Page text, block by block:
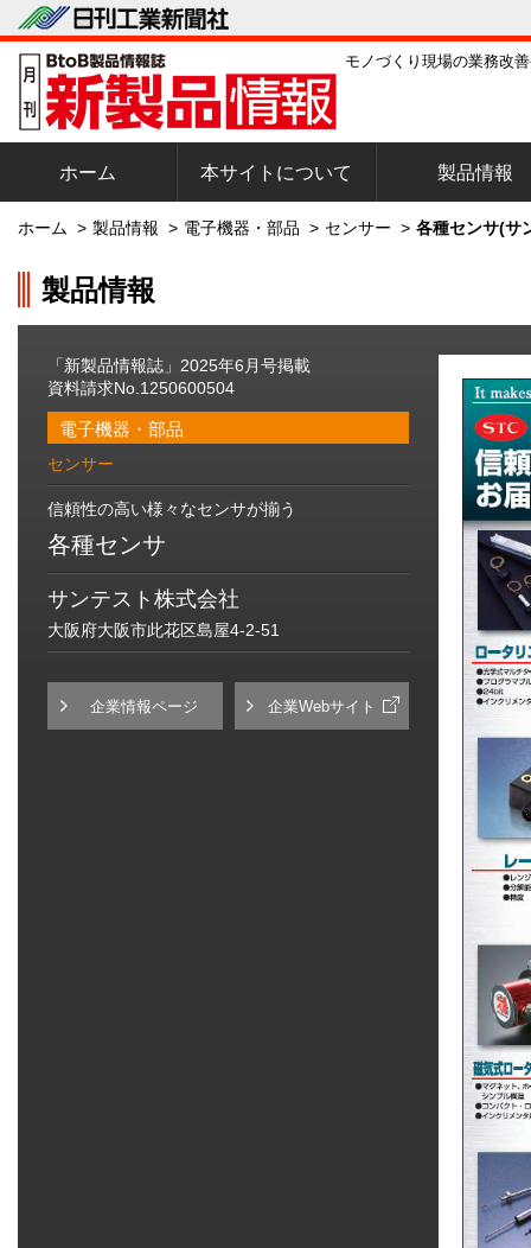
モノづくり現場の業務改
ホーム 本サイトについて 製品情報
ホーム > 製品情報 > 電子機器・部品 > センサー > 各種センサ(サ
製品情報
「新製品情報誌」2025年6月号掲載
資料請求No.1250600504
電子機器・部品
センサー
信頼性の高い様々なセンサが揃う
各種センサ
サンテスト株式会社
大阪府大阪市此花区島屋4-2-51
企業情報ページ 企業Webサイト